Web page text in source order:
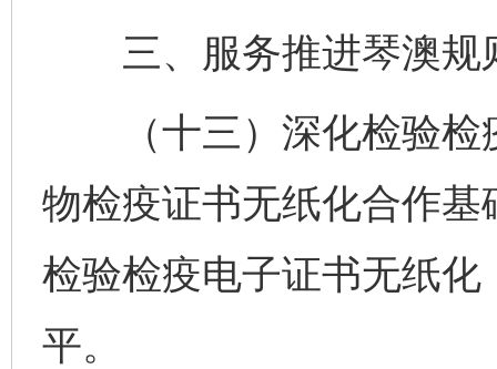
三、服务推进琴澳规
（十三）深化检验检
物检疫证书无纸化合作
检验检疫电子证书无纸
平。